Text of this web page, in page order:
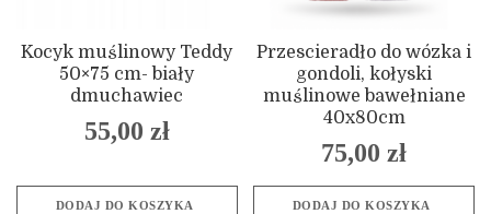
Kocyk muślinowy Teddy
50×75 cm- biały
dmuchawiec
55,00 zł
DODAJ DO KOSZYKA
Przescieradło do wózka i
gondoli, kołyski
muślinowe bawełniane
40x80cm
75,00 zł
DODAJ DO KOSZYKA